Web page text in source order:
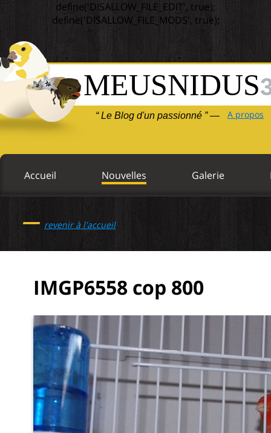
define('DISALLOW_FILE_EDIT', true);
define('DISALLOW_FILE_MODS', true);
MEUSNIDUS
“ Le Blog d'un passionné ” — A propos
Accueil Nouvelles Galerie
— revenir à l'accueil
IMGP6558 cop 800